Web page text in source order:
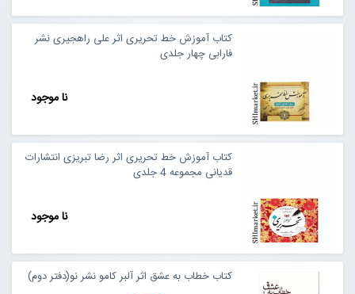
کتاب آموزش خط تحریری اثر علی راهجیری نشر
فارابی چهار جلدی
نا موجود
کتاب آموزش خط تحریری اثر رضا تبریزی انتشارات
قدیانی مجموعه 4 جلدی
نا موجود
کتاب خطاب به عشق اثر آلبر کامو نشر نو(دفتر دوم)